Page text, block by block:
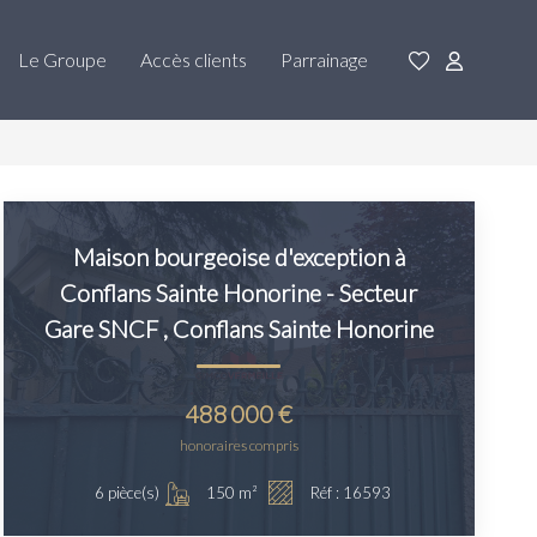
Le Groupe Accès clients Parrainage
Maison bourgeoise d'exception à
Conflans Sainte Honorine - Secteur
Gare SNCF, Conflans Sainte Honorine
488 000 €
honoraires compris
6 pièce(s) 150 m² Réf : 16593